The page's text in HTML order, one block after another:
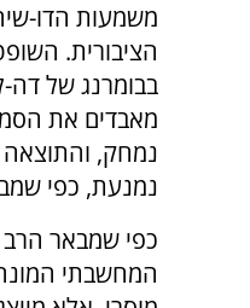
משמעות הדו-
הציבורית.
בבומרנג של דה-
מאבדים את
נמחק, והתוצאה
נמנעת, כפי
כפי שמבאר
המחשבתי